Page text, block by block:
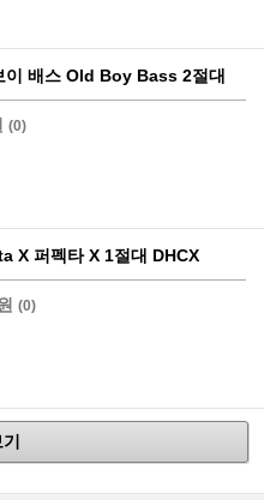
이 배스 Old Boy Bass 2절대
(0)
X 퍼펙타 X 1절대 DHCX
(0)
기